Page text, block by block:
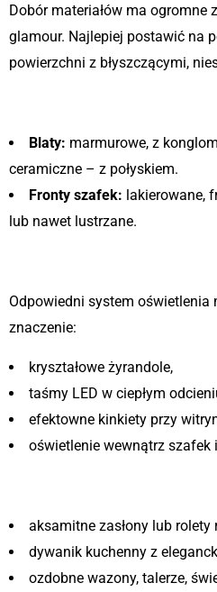
Dobór materiałów ma ogromne
glamour. Najlepiej postawić na
powierzchni z błyszczącymi,
Blaty: marmurowe, z
ceramiczne – z połyskiem.
Fronty szafek: lakierowane,
lub nawet lustrzane.
Odpowiedni system oświetlenia
znaczenie:
kryształowe żyrandole,
taśmy LED w ciepłym
efektowne kinkiety przy
oświetlenie wewnątrz szafek
aksamitne zasłony lub rolety
dywanik kuchenny z
ozdobne wazony, talerze,